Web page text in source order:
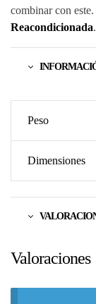
combinar con este.
Reacondicionada.
Peso
Dimensiones
Valoraciones